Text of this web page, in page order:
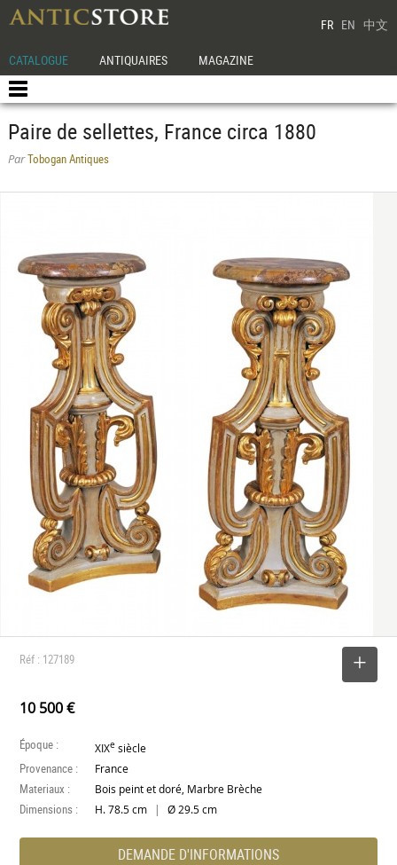
FR EN 中文
CATALOGUE ANTIQUAIRES MAGAZINE
Paire de sellettes, France circa 1880
ParTobogan Antiques
Réf : 127189
10 500 €
Époque : XIXe siècle
Provenance : France
Materiaux : Bois peint et doré, Marbre Brèche
Dimensions : H. 78.5 cm | Ø 29.5 cm
DEMANDE D'INFORMATIONS